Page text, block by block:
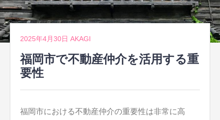
2025年4月30日 AKAGI
福岡市で不動産仲介を活用する重
要性
福岡市における不動産仲介の重要性は非常に高